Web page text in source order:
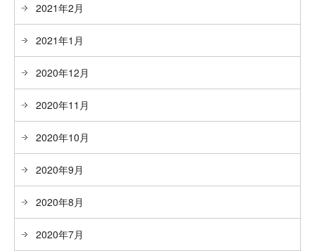
2021年2月
2021年1月
2020年12月
2020年11月
2020年10月
2020年9月
2020年8月
2020年7月